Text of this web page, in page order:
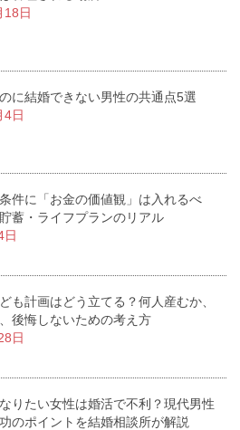
18日
に結婚できない男性の共通点5選
4日
件に「お金の価値観」は入れるべ
蓄・ライフプランのリアル
日
も計画はどう立てる？何人産むか、
後悔しないための考え方
日
りたい女性は婚活で不利？現代男性
のポイントを結婚相談所が解説